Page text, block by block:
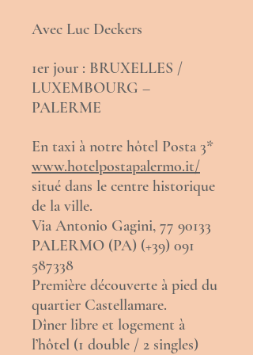
Avec Luc Deckers
1er jour : BRUXELLES /
LUXEMBOURG –
PALERME
En taxi à notre hôtel Posta 3*
www.hotelpostapalermo.it/
situé dans le centre historique
de la ville.
Via Antonio Gagini, 77 90133
PALERMO (PA) (+39) 091
587338
Première découverte à pied du
quartier Castellamare.
Dîner libre et logement à
l’hôtel (1 double / 2 singles)